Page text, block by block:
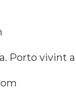
Porto vivint a